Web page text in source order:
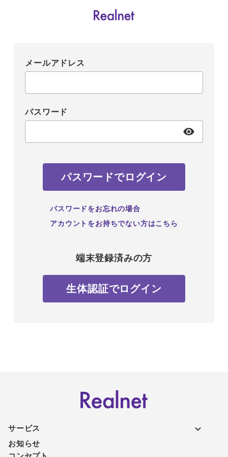
メールアドレス
パスワード
パスワードでログイン
パスワードをお忘れの場合
アカウントをお持ちでない方はこちら
端末登録済みの方
生体認証でログイン
サービス
お知らせ